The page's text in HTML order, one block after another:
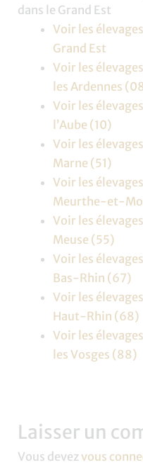
dans le Grand Est
Voir les
Grand Est
Voir les
les Ardennes
Voir les
l’Aube (10)
Voir les
Marne (51)
Voir les
Meurthe-et-
Voir les
Meuse (55)
Voir les
Bas-Rhin (67)
Voir les
Haut-Rhin (68)
Voir les
les Vosges (88)
Laisser un
Vous devezvous